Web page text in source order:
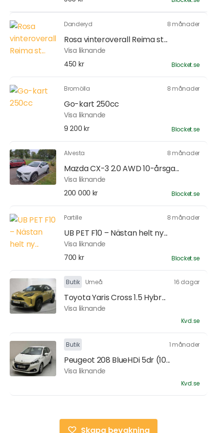
Danderyd 8 månader
Rosa vinteroverall Reima st...
Visa liknande
450 kr
Blocket.se
Bromölla 8 månader
Go-kart 250cc
Visa liknande
9 200 kr
Blocket.se
Alvesta 8 månader
Mazda CX-3 2.0 AWD 10-årsga...
Visa liknande
200 000 kr
Blocket.se
Partille 8 månader
UB PET F10 – Nästan helt ny...
Visa liknande
700 kr
Blocket.se
Butik Umeå 16 dagar
Toyota Yaris Cross 1.5 Hybr...
Visa liknande
Kvd.se
Butik 1 månader
Peugeot 208 BlueHDi 5dr (10...
Visa liknande
Kvd.se
Skapa bevakning